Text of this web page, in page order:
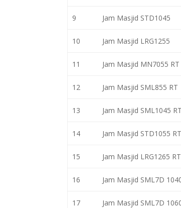
9 Jam Masjid STD1045
10 Jam Masjid LRG1255
11 Jam Masjid MN7055 RT
12 Jam Masjid SML855 RT
13 Jam Masjid SML1045 RT
14 Jam Masjid STD1055 RT
15 Jam Masjid LRG1265 RT
16 Jam Masjid SML7D
17 Jam Masjid SML7D